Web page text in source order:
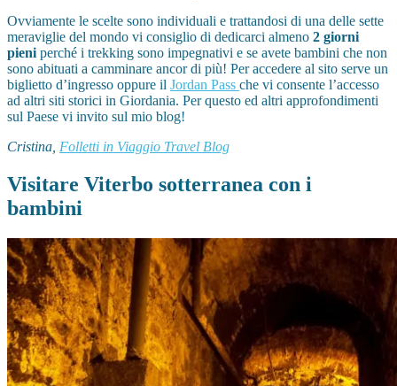
Ovviamente le scelte sono individuali e trattandosi di una delle sette
meraviglie del mondo vi consiglio di dedicarci almeno 2 giorni
pieni perché i trekking sono impegnativi e se avete bambini che non
sono abituati a camminare ancor di più! Per accedere al sito serve un
biglietto d’ingresso oppure il Jordan Pass che vi consente l’accesso
ad altri siti storici in Giordania. Per questo ed altri approfondimenti
sul Paese vi invito sul mio blog!
Cristina, Folletti in Viaggio Travel Blog
Visitare Viterbo sotterranea con i
bambini